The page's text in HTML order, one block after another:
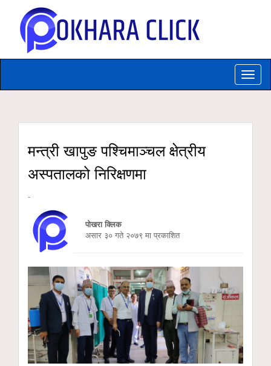
Toggle
मन्त्री खापुङ पश्चिमाञ्चल क्षेत्रीय
अस्पतालको निरिक्षणमा
-
पोखरा क्लिक
असार ३० गते २०७९ मा प्रकाशित